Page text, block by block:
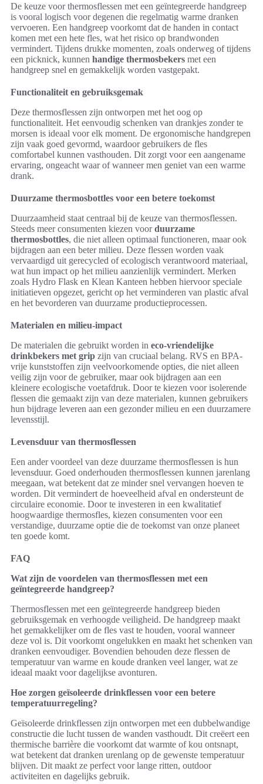
De keuze voor thermosflessen met een geïntegreerde handgreep
is vooral logisch voor degenen die regelmatig warme dranken
vervoeren. Een handgreep voorkomt dat de handen in contact
komen met een hete fles, wat het risico op brandwonden
vermindert. Tijdens drukke momenten, zoals onderweg of tijdens
een picknick, kunnen handige thermosbekers met een
handgreep snel en gemakkelijk worden vastgepakt.
Functionaliteit en gebruiksgemak
Deze thermosflessen zijn ontworpen met het oog op
functionaliteit. Het eenvoudig schenken van drankjes zonder te
morsen is ideaal voor elk moment. De ergonomische handgrepen
zijn vaak goed gevormd, waardoor gebruikers de fles
comfortabel kunnen vasthouden. Dit zorgt voor een aangename
ervaring, ongeacht waar of wanneer men geniet van een warme
drank.
Duurzame thermosbottles voor een betere toekomst
Duurzaamheid staat centraal bij de keuze van thermosflessen.
Steeds meer consumenten kiezen voorduurzame
thermosbottles, die niet alleen optimaal functioneren, maar ook
bijdragen aan een beter milieu. Deze flessen worden vaak
vervaardigd uit gerecycled of ecologisch verantwoord materiaal,
wat hun impact op het milieu aanzienlijk vermindert. Merken
zoals Hydro Flask en Klean Kanteen hebben hiervoor speciale
initiatieven opgezet, gericht op het verminderen van plastic afval
en het bevorderen van duurzame productieprocessen.
Materialen en milieu-impact
De materialen die gebruikt worden in eco-vriendelijke
drinkbekers met grip zijn van cruciaal belang. RVS en BPA-
vrije kunststoffen zijn veelvoorkomende opties, die niet alleen
veilig zijn voor de gebruiker, maar ook bijdragen aan een
kleinere ecologische voetafdruk. Door te kiezen voor isolerende
flessen die gemaakt zijn van deze materialen, kunnen gebruikers
hun bijdrage leveren aan een gezonder milieu en een duurzamere
levensstijl.
Levensduur van thermosflessen
Een ander voordeel van deze duurzame thermosflessen is hun
levensduur. Goed onderhouden thermosflessen kunnen jarenlang
meegaan, wat betekent dat ze minder snel vervangen hoeven te
worden. Dit vermindert de hoeveelheid afval en ondersteunt de
circulaire economie. Door te investeren in een kwalitatief
hoogwaardige thermosfles, kiezen consumenten voor een
verstandige, duurzame optie die de toekomst van onze planeet
ten goede komt.
FAQ
Wat zijn de voordelen van thermosflessen met een
geïntegreerde handgreep?
Thermosflessen met een geïntegreerde handgreep bieden
gebruiksgemak en verhoogde veiligheid. De handgreep maakt
het gemakkelijker om de fles vast te houden, vooral wanneer
deze vol is. Dit voorkomt ongelukken en maakt het schenken van
dranken eenvoudiger. Bovendien behouden deze flessen de
temperatuur van warme en koude dranken veel langer, wat ze
ideaal maakt voor dagelijkse avonturen.
Hoe zorgen geïsoleerde drinkflessen voor een betere
temperatuurregeling?
Geïsoleerde drinkflessen zijn ontworpen met een dubbelwandige
constructie die lucht tussen de wanden vasthoudt. Dit creëert een
thermische barrière die voorkomt dat warmte of kou ontsnapt,
wat betekent dat dranken urenlang op de gewenste temperatuur
blijven. Dit maakt ze perfect voor lange ritten, outdoor
activiteiten en dagelijks gebruik.